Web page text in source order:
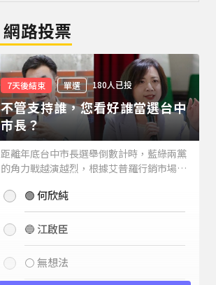
網路投票
7天後結束 單選 180人已投
不管支持誰，您看好誰當選台中
市長？
距離年底台中市長選舉倒數計時，藍綠兩黨
的角力戰越演越烈，根據艾普羅行銷市場研
(詳情請見下方新聞)。而不管支持誰，您看
好誰當選台中市長？
🟢 何欣純
🔵 江啟臣
⚪ 無想法